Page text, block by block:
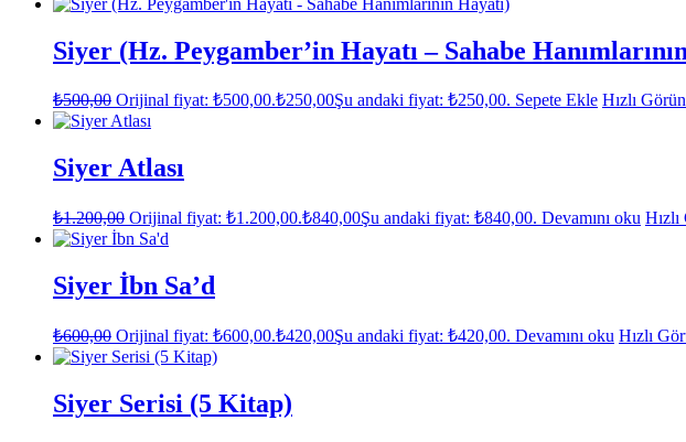
Siyer (Hz. Peygamber’in Hayatı – Sahabe
₺500,00 Orijinal fiyat: ₺500,00.₺250,00Şu andaki fiyat: ₺250,00. Sepete Ekle Hızlı
Siyer Atlası
₺1.200,00 Orijinal fiyat: ₺1.200,00.₺840,00Şu andaki fiyat: ₺840,00. Devamını oku
Siyer İbn Sa’d
₺600,00 Orijinal fiyat: ₺600,00.₺420,00Şu andaki fiyat: ₺420,00. Devamını oku Hızlı
Siyer Serisi (5 Kitap)